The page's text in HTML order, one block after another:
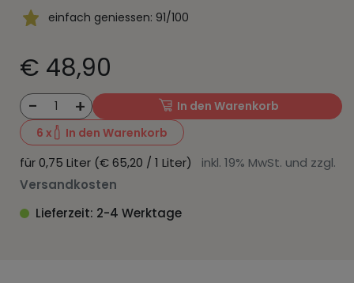
einfach geniessen: 91/100
€ 48,90
- 1 +
In den Warenkorb
6 x In den Warenkorb
für 0,75 Liter (€ 65,20 / 1 Liter) inkl. 19% MwSt. und zzgl.
Versandkosten
Lieferzeit: 2-4 Werktage